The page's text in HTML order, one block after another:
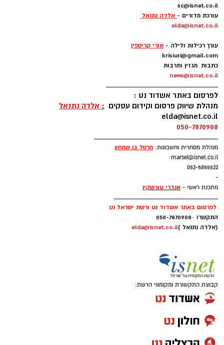
עם נחיתתו אמר ווהאב: "אני מאוד שמח להיות פה.
אני כבר מחכה בקוצר רוח להכיר את חברי לקבוצה
ולהתחיל לעבוד.
עקבתי אחרי הליגה בישראל ואני יודע שזו ליגה
טובה". ולאוהדי מכבי אשדוד אמר: "נגיע מוכנים לכל
משחק כדי לתת את הטוב ביותר. אני מחכה כבר
לפגוש אתכם במגרש".
מניגריה ואחרי כמה שנים בתיכונים הגיע לג'ורג'טאון
שם שיחק תחת פטריק יואינג. בעונתו השנייה
חסימות למשחק.
sc@isnet.co.il
עורכת מדורים - אלדה נתנאל
elda@isnet.co.il
עורך רכילות ולילה - אורי קריספין
krisiuri@gmail.com
כתבות מגזין ותרבות
news@isnet.co.il
____________________________
לפרסום באתר אשדוד נט :
מנהלת שיווק פרסום וקידום עסקים : אלדה נתנאל
elda@isnet.co.il
050-7870908
_______________________________
מנהלת מסחרית וחשבונות: מרסל בן שמחון
marsel@isnet.co.il
052-5855522
-
מתכנת ראשי - אנדרי טורשקין
__________________________
לפרסום באתר אשדוד נט ורשת ישראל נט
התקשרו -
050-7870908
(אלדה נתנאל )elda@isnet.co.il
קבוצת התקשורת ומקומוני הרשת: